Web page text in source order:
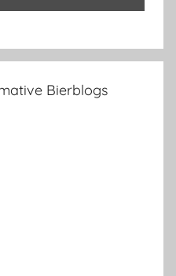
Bierblogs